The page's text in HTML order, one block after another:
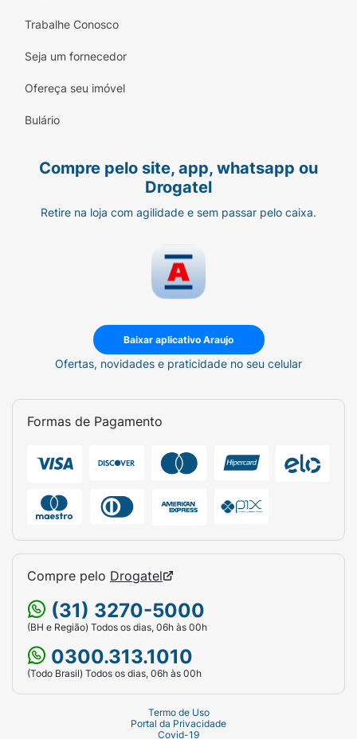
Trabalhe Conosco
Seja um fornecedor
Ofereça seu imóvel
Bulário
Compre pelo site, app, whatsapp ou
Drogatel
Retire na loja com agilidade e sem passar pelo caixa.
Baixar aplicativo Araujo
Ofertas, novidades e praticidade no seu celular
Formas de Pagamento
Compre pelo Drogatel
(31) 3270-5000
(BH e Região) Todos os dias, 06h às 00h
0300.313.1010
(Todo Brasil) Todos os dias, 06h às 00h
Termo de Uso
Portal da Privacidade
Covid-19